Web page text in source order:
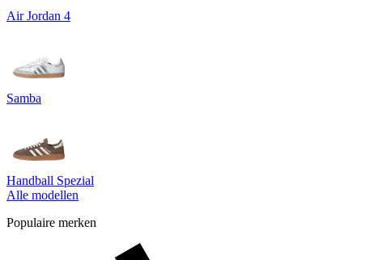
Air Jordan 4
Samba
Handball Spezial
Alle modellen
Populaire merken